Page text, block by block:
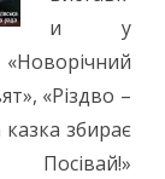
и у
«Різдво –
збирає